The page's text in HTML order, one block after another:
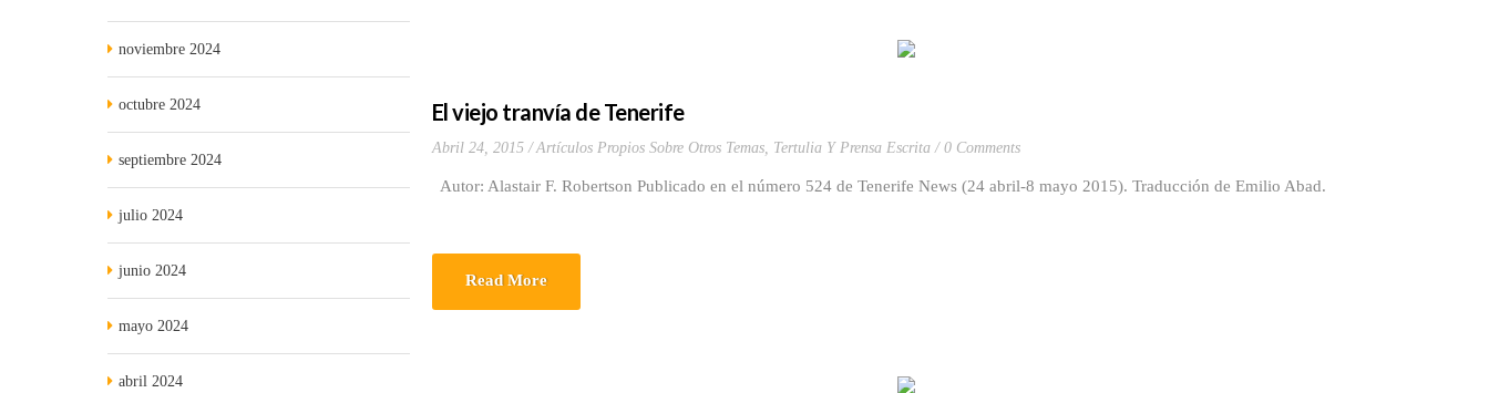
El viejo tranvía de Tenerife
Abril 24, 2015 Artículos Propios Sobre Otros Temas, Tertulia Y Prensa Escrita 0 Comments
Autor: Alastair F. Robertson Publicado en el número 524 de Tenerife News (24 abril-8 mayo 2015). Traducción de Emilio Abad.
Read More
noviembre 2024
octubre 2024
septiembre 2024
julio 2024
junio 2024
mayo 2024
abril 2024